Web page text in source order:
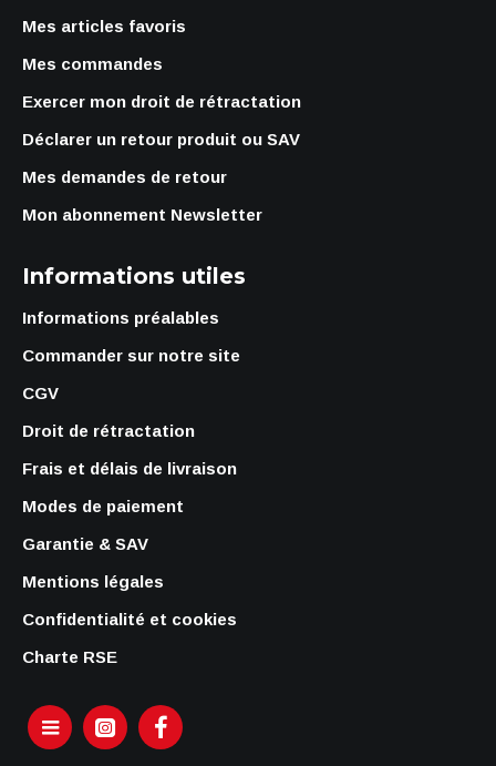
Mes articles favoris
Mes commandes
Exercer mon droit de rétractation
Déclarer un retour produit ou SAV
Mes demandes de retour
Mon abonnement Newsletter
Informations utiles
Informations préalables
Commander sur notre site
CGV
Droit de rétractation
Frais et délais de livraison
Modes de paiement
Garantie & SAV
Mentions légales
Confidentialité et cookies
Charte RSE